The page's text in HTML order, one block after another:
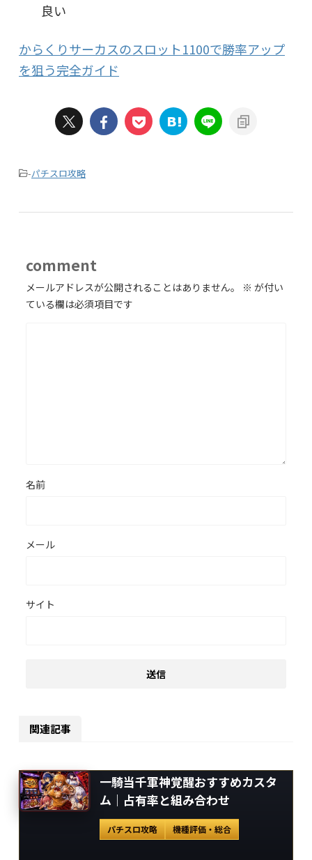
良い
からくりサーカスのスロット1100で勝率アップ
を狙う完全ガイド
-パチスロ攻略
comment
メールアドレスが公開されることはありません。 ※ が付い
ている欄は必須項目です
名前
メール
サイト
関連記事
一騎当千軍神覚醒おすすめカスタ
ム｜占有率と組み合わせ
パチスロ攻略 機種評価・総合